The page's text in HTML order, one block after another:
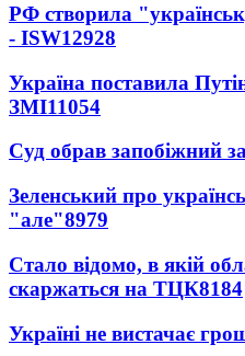
РФ створила
- ISW12928
Україна поставила
ЗМІ11054
Суд обрав запобіжний
Зеленський про
"але"8979
Стало відомо, в якій
скаржаться на ТЦК8184
Україні не вистачає